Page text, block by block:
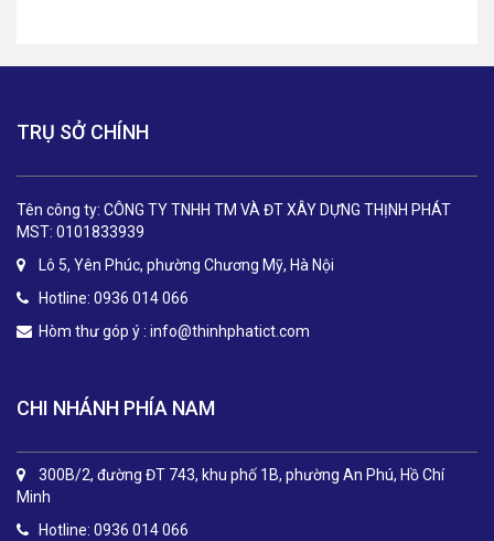
TRỤ SỞ CHÍNH
Tên công ty: CÔNG TY TNHH TM VÀ ĐT XÂY DỰNG THỊNH PHÁT
MST: 0101833939
Lô 5, Yên Phúc, phường Chương Mỹ, Hà Nội
Hotline: 0936 014 066
Hòm thư góp ý : info@thinhphatict.com
CHI NHÁNH PHÍA NAM
300B/2, đường ĐT 743, khu phố 1B, phường An Phú, Hồ Chí
Minh
Hotline: 0936 014 066